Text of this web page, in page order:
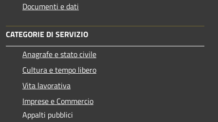
Documenti e dati
CATEGORIE DI SERVIZIO
Anagrafe e stato civile
Cultura e tempo libero
Vita lavorativa
Imprese e Commercio
Appalti pubblici